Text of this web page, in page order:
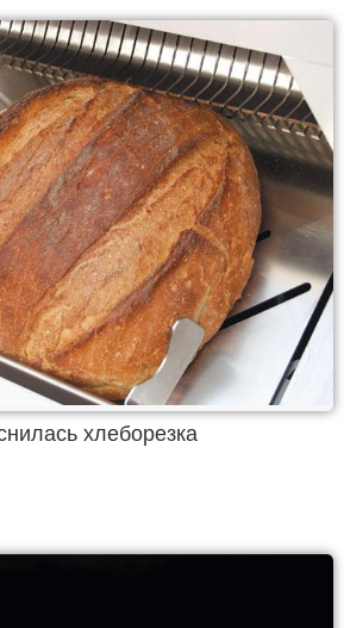
хлеборезка